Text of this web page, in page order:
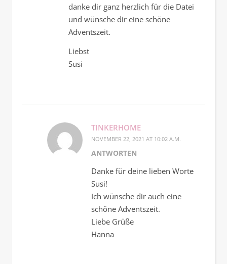
danke dir ganz herzlich für die Datei
und wünsche dir eine schöne
Adventszeit.
Liebst
Susi
TINKERHOME
NOVEMBER 22, 2021 AT 10:02 A.M.
ANTWORTEN
Danke für deine lieben Worte
Susi!
Ich wünsche dir auch eine
schöne Adventszeit.
Liebe Grüße
Hanna